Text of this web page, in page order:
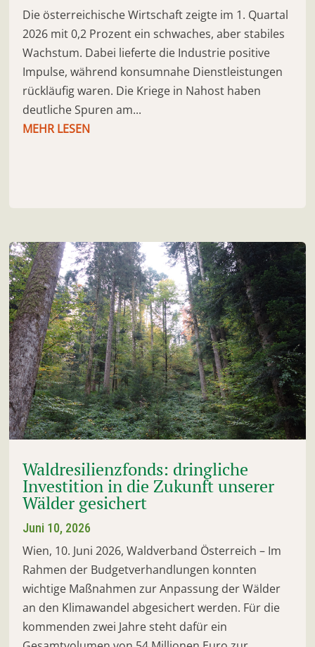
Die österreichische Wirtschaft zeigte im 1. Quartal
2026 mit 0,2 Prozent ein schwaches, aber stabiles
Wachstum. Dabei lieferte die Industrie positive
Impulse, während konsumnahe Dienstleistungen
rückläufig waren. Die Kriege in Nahost haben
deutliche Spuren am...
MEHR LESEN
Waldresilienzfonds: dringliche
Investition in die Zukunft unserer
Wälder gesichert
Juni 10, 2026
Wien, 10. Juni 2026, Waldverband Österreich – Im
Rahmen der Budgetverhandlungen konnten
wichtige Maßnahmen zur Anpassung der Wälder
an den Klimawandel abgesichert werden. Für die
kommenden zwei Jahre steht dafür ein